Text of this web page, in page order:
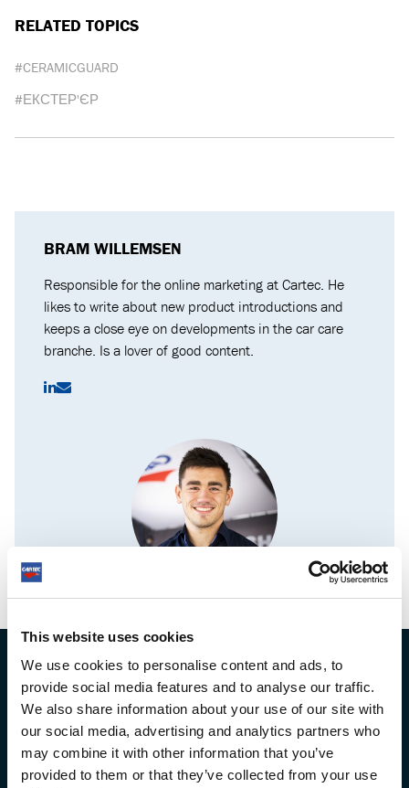
This website uses cookies
We use cookies to personalise content and ads, to
provide social media features and to analyse our traffic.
We also share information about your use of our site with
our social media, advertising and analytics partners who
may combine it with other information that you’ve
provided to them or that they’ve collected from your use
RELATED TOPICS
#CERAMICGUARD
#ЕКСТЕР'ЄР
BRAM WILLEMSEN
Responsible for the online marketing at Cartec. He
likes to write about new product introductions and
keeps a close eye on developments in the car care
branche. Is a lover of good content.
ІНФОРМАЦІЙНИЙ
БЮЛЕТЕНЬ
Отримуйте найкращі пропозиції Cartec на свою